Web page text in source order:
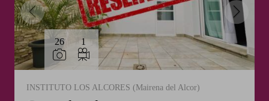
26 1
INSTITUTO LOS ALCORES (Mairena del Alcor)